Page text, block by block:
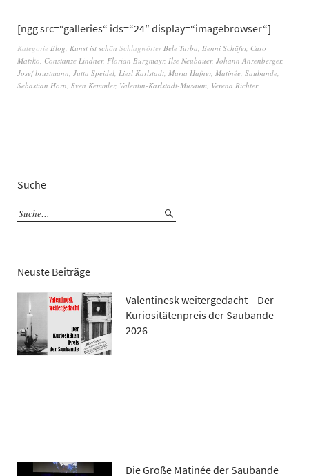
[ngg src=“galleries“ ids=“24″ display=“imagebrowser“]
Kategorie Blog Kunst ist schön Schlagwörter Bele Turba Benni Schäfer, Caro
Matzko Constanze Lindner, Florian Burgmayr, Ilse Neubauer, Johann Anzenberger,
Josef brustmann Jutta Speidel Liesl Karlstadt Maria Hafner, Matinée Saubande
Sebastian Horn Sven Kemmler, Valentin-Karlstadt-Musäum Verena Richter
Suche
Neuste Beiträge
Valentinesk weitergedacht – Der
Kuriositätenpreis der Saubande
2026
Die Große Matinée der Saubande